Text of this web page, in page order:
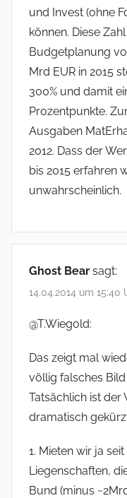
und Invest (ohne
können. Diese
Budgetplanung
Mrd EUR in 2015
300% und damit
Prozentpunkte.
Ausgaben
2012. Dass der
bis 2015 erfahren
unwahrscheinlich.
Ghost Bear sagt:
14.04.2014 um 15:40
@T.Wiegold:
Das zeigt mal
völlig falsches Bild
Tatsächlich ist der
dramatisch
1. Mieten wir ja
Liegenschaften,
Bund (minus